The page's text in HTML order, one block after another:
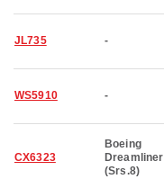
JL735 -
WS5910 -
CX6323
Boeing
Dreamliner
(Srs.8)